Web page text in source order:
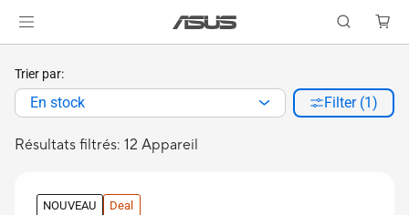
Résultats filtrés: 12 Appareil
Trier par:
En stock Filter (1)
NOUVEAU Deal